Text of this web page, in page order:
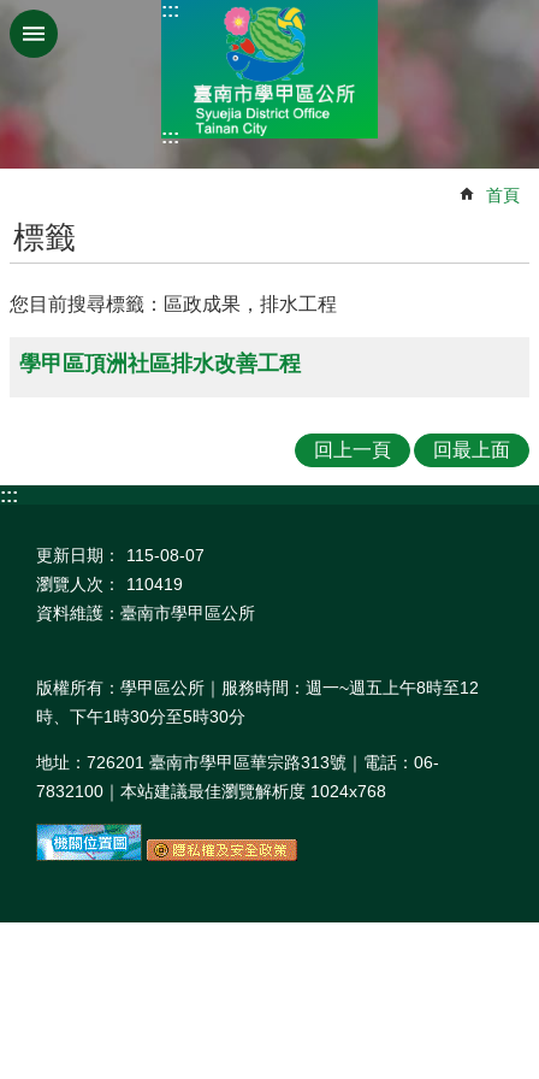
跳到主要內容區塊
:::
:::
首頁
標籤
您目前搜尋標籤：區政成果，排水工程
學甲區頂洲社區排水改善工程
回上一頁 回最上面
:::
更新日期：
115-08-07
瀏覽人次：
110419
資料維護：臺南市學甲區公所
版權所有：學甲區公所｜服務時間：週一~週五上午8時至12
時、下午1時30分至5時30分
地址：726201 臺南市學甲區華宗路313號｜電話：06-
7832100｜本站建議最佳瀏覽解析度 1024x768